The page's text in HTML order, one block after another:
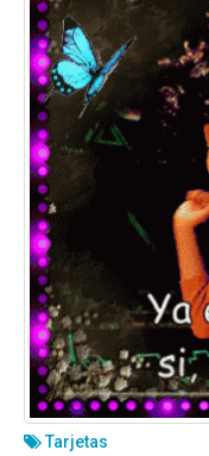
Tarjetas